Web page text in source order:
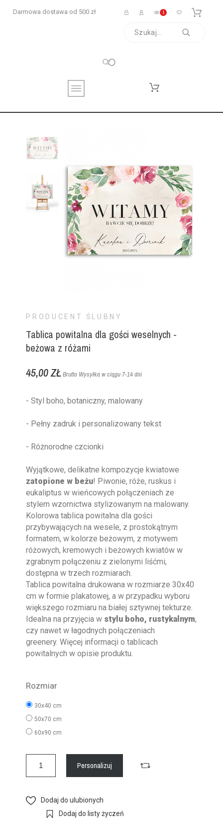
Darmowa dostawa od 500 zł 1
PRODUCENT ŚLUBNY
Tablica powitalna dla gości weselnych -
beżowa z różami
45,00 ZŁ Brutto Wysyłka w ciągu 7-14 dni
- Styl boho, botaniczny, malowany
- Pełny zadruk i personalizowany tekst
- Różnorodne czcionki
Wyjątkowe, delikatne kompozycje kwiatowe
zatopione w beżu! Piwonie, róże, ruskus i
eukaliptus w wieńcowych połączeniach ze
stylem wzornictwa stylizowanym na malowany.
Kolorowa tablica powitalna dla gości
przybywających na wesele, z prostokątnym
formatem, w kolorze beżowym, z motywem
różowych, kremowych i beżowych kwiatów w
zgrabnym połączeniu z zielonymi liśćmi,
dostępna w trzech rozmiarach.
Tablica powitalna drukowana w rozmiarze 30x40
cm w formie plakatowej, a w przypadku wyboru
większego rozmiaru na białej sztywnej tekturze.
Idealna na przyjęcia w stylu boho, rustykalnym,
czy nawet w łagodnych połączeniach
greenery. Więcej informacji o tablicach
powitalnych w opisie produktu.
Rozmiar
30x40 cm
50x70 cm
60x90 cm
Personalizuj
Dodaj do ulubionych
Dodaj do listy życzeń